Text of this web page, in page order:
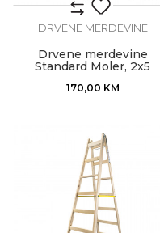
DRVENE MERDEVINE
Drvene merdevine
Standard Moler, 2x5
170,00 KM